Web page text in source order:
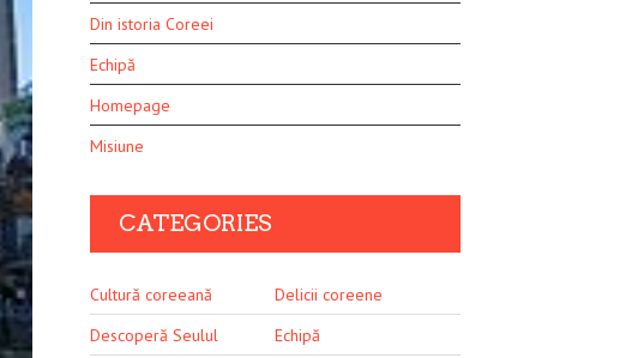
Din istoria Coreei
Echipă
Homepage
Misiune
CATEGORIES
Cultură coreeană
Delicii coreene
Descoperă Seulul
Echipă